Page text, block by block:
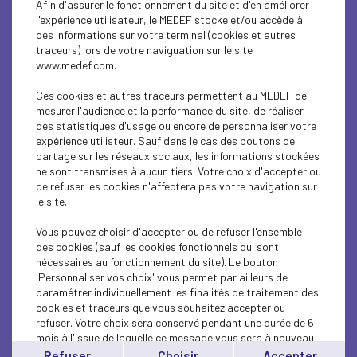
ECONOMY
SOCIAL
ECONOMY
ECONOMY
ECONOMY
ECONOMY
ECONOMY
ECONOMY
ECONOMY
Afin d'assurer le fonctionnement du site et d'en améliorer
l'expérience utilisateur, le MEDEF stocke et/ou accède à
des informations sur votre terminal (cookies et autres
traceurs) lors de votre naviguation sur le site
www.medef.com.
Ces cookies et autres traceurs permettent au MEDEF de
mesurer l'audience et la performance du site, de réaliser
des statistiques d'usage ou encore de personnaliser votre
expérience utilisteur. Sauf dans le cas des boutons de
partage sur les réseaux sociaux, les informations stockées
ne sont transmises à aucun tiers. Votre choix d'accepter ou
de refuser les cookies n'affectera pas votre navigation sur
le site.
Vous pouvez choisir d'accepter ou de refuser l'ensemble
des cookies (sauf les cookies fonctionnels qui sont
nécessaires au fonctionnement du site). Le bouton
'Personnaliser vos choix' vous permet par ailleurs de
paramétrer individuellement les finalités de traitement des
cookies et traceurs que vous souhaitez accepter ou
refuser. Votre choix sera conservé pendant une durée de 6
mois à l'issue de laquelle ce message vous sera à nouveau
affiché..